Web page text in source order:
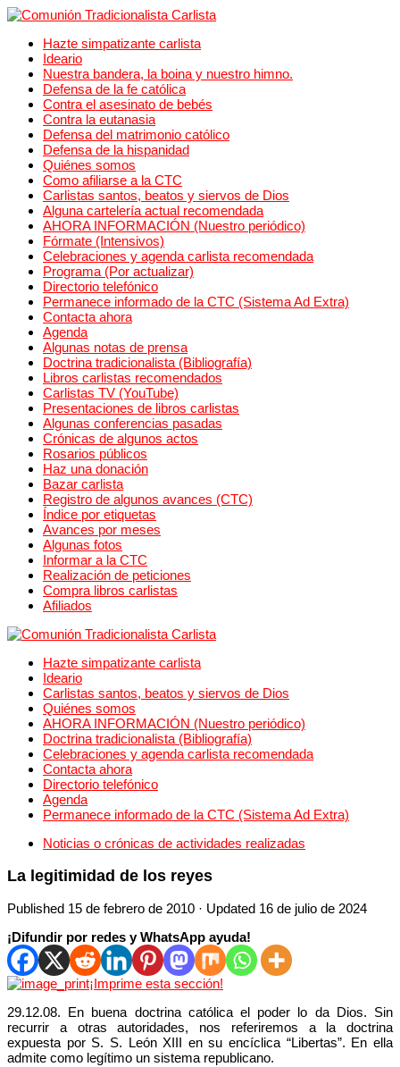
Hazte simpatizante carlista
Ideario
Nuestra bandera, la boina y nuestro himno.
Defensa de la fe católica
Contra el asesinato de bebés
Contra la eutanasia
Defensa del matrimonio católico
Defensa de la hispanidad
Quiénes somos
Como afiliarse a la CTC
Carlistas santos, beatos y siervos de Dios
Alguna cartelería actual recomendada
AHORA INFORMACIÓN (Nuestro periódico)
Fórmate (Intensivos)
Celebraciones y agenda carlista recomendada
Programa (Por actualizar)
Directorio telefónico
Permanece informado de la CTC (Sistema Ad Extra)
Contacta ahora
Agenda
Algunas notas de prensa
Doctrina tradicionalista (Bibliografía)
Libros carlistas recomendados
Carlistas TV (YouTube)
Presentaciones de libros carlistas
Algunas conferencias pasadas
Crónicas de algunos actos
Rosarios públicos
Haz una donación
Bazar carlista
Registro de algunos avances (CTC)
Índice por etiquetas
Avances por meses
Algunas fotos
Informar a la CTC
Realización de peticiones
Compra libros carlistas
Afiliados
Hazte simpatizante carlista
Ideario
Carlistas santos, beatos y siervos de Dios
Quiénes somos
AHORA INFORMACIÓN (Nuestro periódico)
Doctrina tradicionalista (Bibliografía)
Celebraciones y agenda carlista recomendada
Contacta ahora
Directorio telefónico
Agenda
Permanece informado de la CTC (Sistema Ad Extra)
Noticias o crónicas de actividades realizadas
La legitimidad de los reyes
Published 15 de febrero de 2010 · Updated 16 de julio de 2024
¡Difundir por redes y WhatsApp ayuda!
¡Imprime esta sección!
29.12.08. En buena doctrina católica el poder lo da Dios. Sin
recurrir a otras autoridades, nos referiremos a la doctrina
expuesta por S. S. León XIII en su encíclica “Libertas”. En ella
admite como legítimo un sistema republicano.